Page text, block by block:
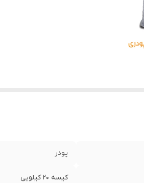
پودر
کیسه 20 کیلویی